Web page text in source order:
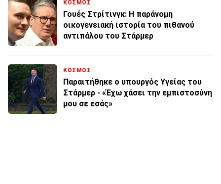
ΚΟΣΜΟΣ
Γουές Στρίτινγκ: Η παράνομη
οικογενειακή ιστορία του πιθανού
αντιπάλου του Στάρμερ
ΚΟΣΜΟΣ
Παραιτήθηκε ο υπουργός Yγείας του
Στάρμερ - «Έχω χάσει την εμπιστοσύνη
μου σε εσάς»